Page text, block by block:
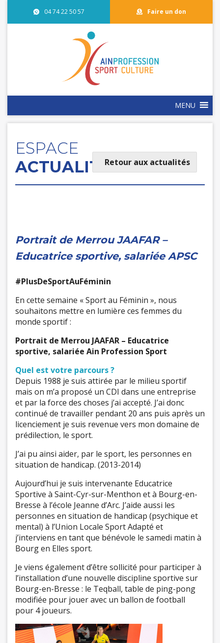
04 74 22 50 57 Faire un don
MENU
ESPACE
ACTUALITÉSRetour aux actualités
Portrait de Merrou JAAFAR –
Educatrice sportive, salariée APSC
#PlusDeSportAuFéminin
En cette semaine « Sport au Féminin », nous
souhaitons mettre en lumière ces femmes du
monde sportif :
Portrait de Merrou JAAFAR – Educatrice
sportive, salariée Ain Profession Sport
Quel est votre parcours ?
Depuis 1988 je suis attirée par le milieu sportif
mais on m’a proposé un CDI dans une entreprise
et par la force des choses j’ai accepté. J’ai donc
continué de travailler pendant 20 ans puis après un
licenciement je suis revenue vers mon domaine de
prédilection, le sport.
J’ai pu ainsi aider, par le sport, les personnes en
situation de handicap. (2013-2014)
Aujourd’hui je suis intervenante Educatrice
Sportive à Saint-Cyr-sur-Menthon et à Bourg-en-
Bresse à l’école Jeanne d’Arc. J’aide aussi les
personnes en situation de handicap (psychique et
mental) à l’Union Locale Sport Adapté et
j’interviens en tant que bénévole le samedi matin à
Bourg en Elles sport.
Je viens également d’être sollicité pour participer à
l’installation d’une nouvelle discipline sportive sur
Bourg-en-Bresse : le Teqball, table de ping-pong
modifiée pour jouer avec un ballon de football
pour 4 joueurs.